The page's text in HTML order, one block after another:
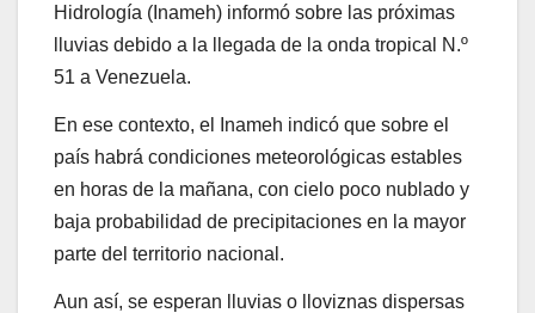
Hidrología (Inameh) informó sobre las próximas
lluvias debido a la llegada de la onda tropical N.º
51 a Venezuela.
En ese contexto, el Inameh indicó que sobre el
país habrá condiciones meteorológicas estables
en horas de la mañana, con cielo poco nublado y
baja probabilidad de precipitaciones en la mayor
parte del territorio nacional.
Aun así, se esperan lluvias o lloviznas dispersas